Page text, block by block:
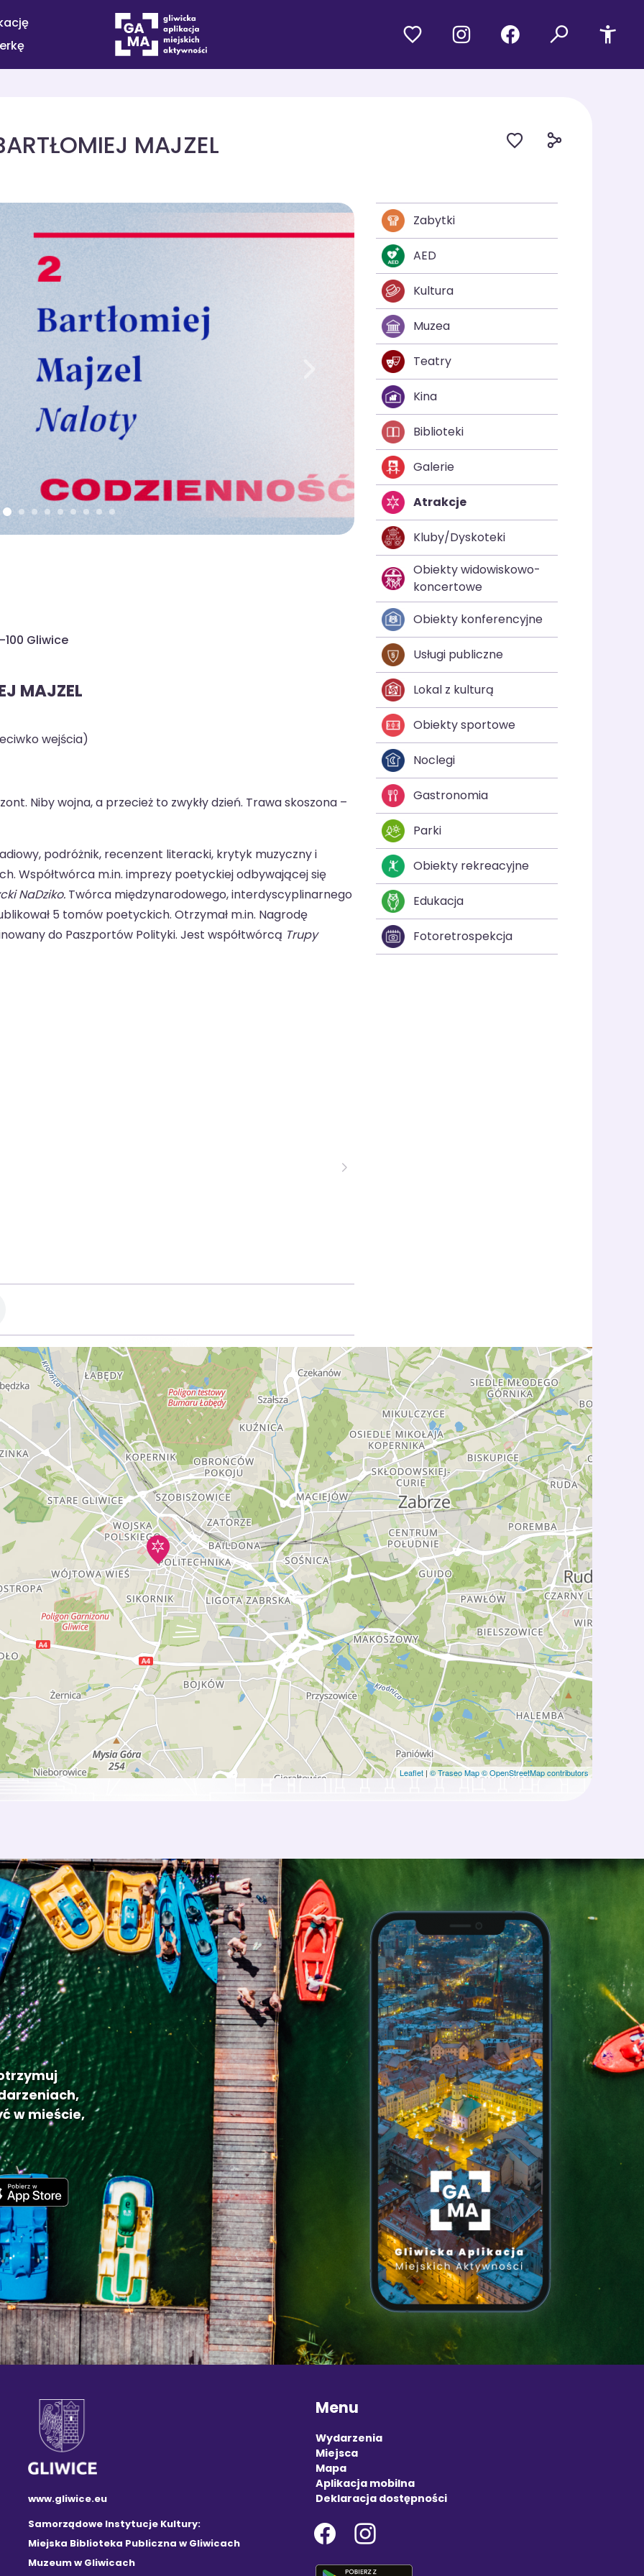
MAJZEL
Gliwice
MAJZEL
wejścia)
Niby wojna, a przecież to zwykły dzień. Trawa skoszona –
podróżnik, recenzent literacki, krytyk muzyczny i
Współtwórca m.in. imprezy poetyckiej odbywającej się
NaDziko. Twórca międzynarodowego, interdyscyplinarnego
5 tomów poetyckich. Otrzymał m.in. Nagrodę
do Paszportów Polityki. Jest współtwórcą Trupy
Zabytki
AED
Kultura
Muzea
Teatry
Kina
Biblioteki
Galerie
Atrakcje
Kluby/Dyskoteki
Obiekty widowiskowo-
koncertowe
Obiekty konferencyjne
Usługi publiczne
Lokal z kulturą
Obiekty sportowe
Noclegi
Gastronomia
Parki
Obiekty rekreacyjne
Edukacja
Fotoretrospekcja
Leaflet | © Traseo Map© OpenStreetMap contributors
w mieście,
www.gliwice.eu
Samorządowe Instytucje Kultury:
Miejska Biblioteka Publiczna w Gliwicach
Muzeum w Gliwicach
Menu
Wydarzenia
Miejsca
Mapa
Aplikacja mobilna
Deklaracja dostępności